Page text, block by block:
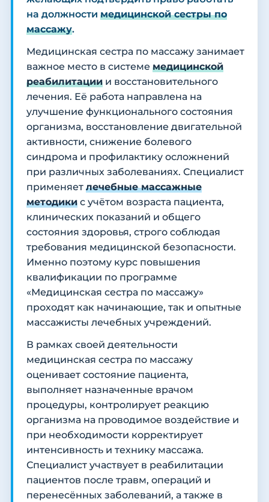
на должности медицинской сестры по
массажу.
Медицинская сестра по массажу занимает
важное место в системе медицинской
реабилитации и восстановительного
лечения. Её работа направлена на
улучшение функционального состояния
организма, восстановление двигательной
активности, снижение болевого
синдрома и профилактику осложнений
при различных заболеваниях. Специалист
применяет лечебные массажные
методики с учётом возраста пациента,
клинических показаний и общего
состояния здоровья, строго соблюдая
требования медицинской безопасности.
Именно поэтому курс повышения
квалификации по программе
«Медицинская сестра по массажу»
проходят как начинающие, так и опытные
массажисты лечебных учреждений.
В рамках своей деятельности
медицинская сестра по массажу
оценивает состояние пациента,
выполняет назначенные врачом
процедуры, контролирует реакцию
организма на проводимое воздействие и
при необходимости корректирует
интенсивность и технику массажа.
Специалист участвует в реабилитации
пациентов после травм, операций и
перенесённых заболеваний, а также в